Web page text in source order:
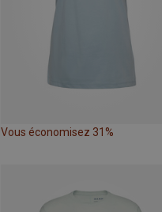
Vous économisez 31%